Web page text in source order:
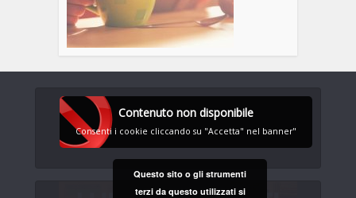
Contenuto non disponibile
Consenti i cookie cliccando su "Accetta" nel banner"
Questo sito o gli strumenti
terzi da questo utilizzati si